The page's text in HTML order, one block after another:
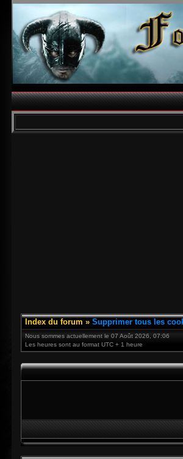
Index du forum » Supprimer tous les
Nous sommes actuellement le 07 Août 2026, 07:06
Les heures sont au format UTC + 1 heure